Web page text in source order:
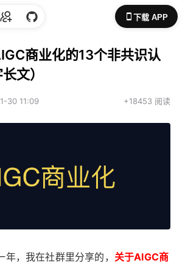
下载 APP
商业化的13个非共识认
文）
30 11:09 +18453 阅读
，我在社群里分享的， 关于AIGC商